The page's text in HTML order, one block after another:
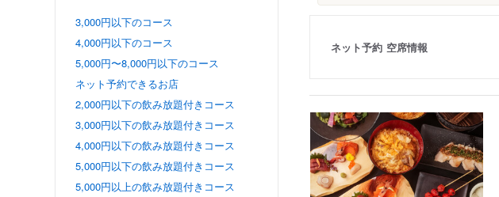
3,000円以下のコース
4,000円以下のコース
5,000円〜8,000円以下のコース
ネット予約できるお店
2,000円以下の飲み放題付きコース
3,000円以下の飲み放題付きコース
4,000円以下の飲み放題付きコース
5,000円以下の飲み放題付きコース
5,000円以上の飲み放題付きコース
ネット予約 空席情報